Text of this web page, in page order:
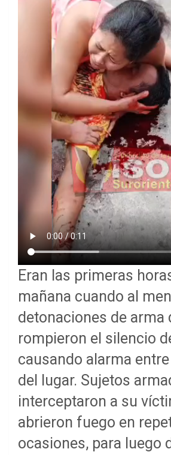
Eran las primeras
mañana cuando al
detonaciones de arma
rompieron el silencio
causando alarma
del lugar. Sujetos
interceptaron a su
abrieron fuego en
ocasiones, para luego